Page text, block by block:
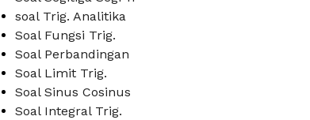
soal Trig. Analitika
Soal Fungsi Trig.
Soal Perbandingan
Soal Limit Trig.
Soal Sinus Cosinus
Soal Integral Trig.